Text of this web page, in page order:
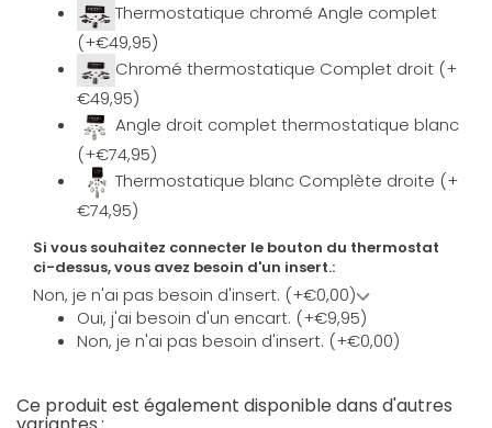
Thermostatique chromé Angle complet
(+€49,95)
Chromé thermostatique Complet droit (+
€49,95)
Angle droit complet thermostatique blanc
(+€74,95)
Thermostatique blanc Complète droite (+
€74,95)
Si vous souhaitez connecter le bouton du thermostat
ci-dessus, vous avez besoin d'un insert.:
Non, je n'ai pas besoin d'insert. (+€0,00)
Oui, j'ai besoin d'un encart. (+€9,95)
Non, je n'ai pas besoin d'insert. (+€0,00)
Ce produit est également disponible dans d'autres